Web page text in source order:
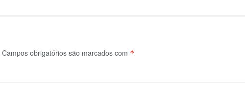
Campos obrigatórios são marcados com *